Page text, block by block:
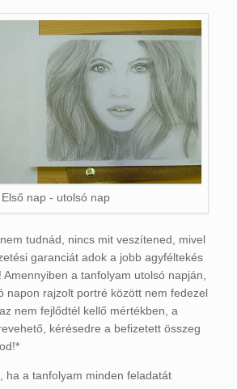
Első nap - utolsó nap
tudnád, nincs mit veszítened, mivel
garanciát adok a jobb agyféltekés
Amennyiben a tanfolyam utolsó napján,
napon rajzolt portré között nem fedezel
nem fejlődtél kellő mértékben, a
kérésedre a befizetett összeg
ha a tanfolyam minden feladatát